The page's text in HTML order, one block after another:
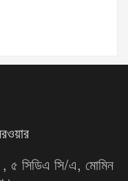
, ৫ সিডিএ সি/এ, মোমিন